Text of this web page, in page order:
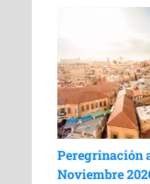
Peregrinación
Noviembre